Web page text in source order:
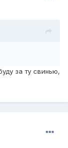
за ту свинью,